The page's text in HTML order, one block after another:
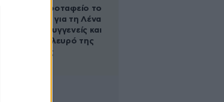
Στο Α’ Νεκροταφείο το
μνημόσυνο για τη Λένα
Σαμαρά – Συγγενείς και
φίλοι στο πλευρό της
οικογένειας